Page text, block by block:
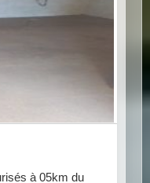
à 05km du